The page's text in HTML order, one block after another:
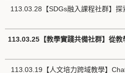
113.03.28【SDGs融入課程社群】
113.03.25【教學實踐共備社群】從
113.03.19【人文培力跨域教學】